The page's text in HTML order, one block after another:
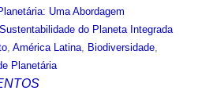
Uma Abordagem
do Planeta Integrada
, América Latina, Biodiversidade,
Planetária